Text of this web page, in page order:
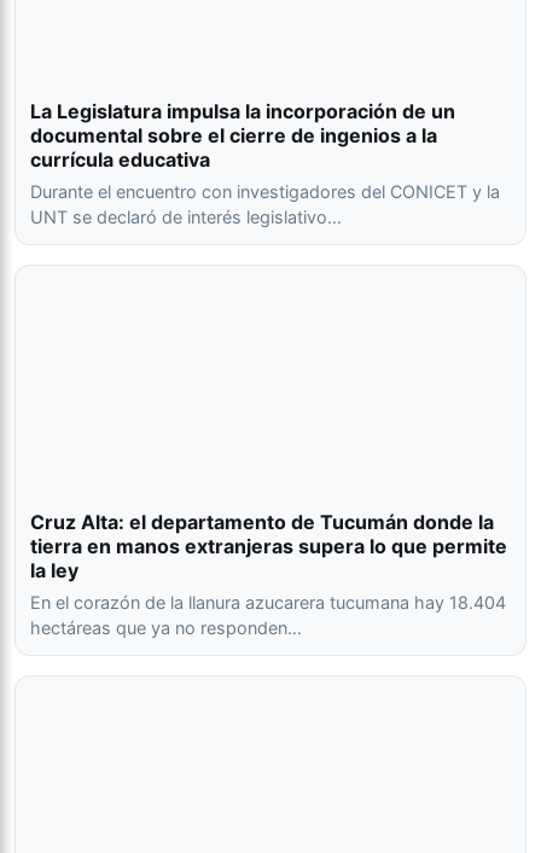
La Legislatura impulsa la incorporación de un
documental sobre el cierre de ingenios a la
currícula educativa
Durante el encuentro con investigadores del CONICET y la
UNT se declaró de interés legislativo…
Cruz Alta: el departamento de Tucumán donde la
tierra en manos extranjeras supera lo que permite
la ley
En el corazón de la llanura azucarera tucumana hay 18.404
hectáreas que ya no responden…